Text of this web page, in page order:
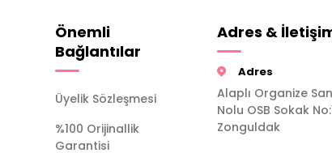
Önemli
Bağlantılar
Üyelik Sözleşmesi
%100 Orijinallik
Garantisi
Adres &
Adres
Alaplı Organize
Nolu OSB Sokak
Zonguldak